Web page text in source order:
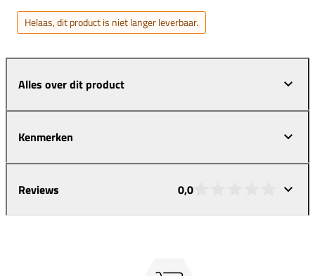
Helaas, dit product is niet langer leverbaar.
Alles over dit product
Kenmerken
Reviews 0,0